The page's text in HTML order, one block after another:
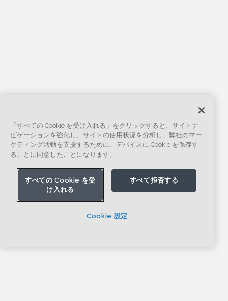
「すべての Cookie を受け入れる」をクリックすると、サイトナ
ビゲーションを強化し、サイトの使用状況を分析し、弊社のマー
ケティング活動を支援するために、デバイスに Cookie を保存す
ることに同意したことになります。
すべての Cookie を受
け入れる
すべて拒否する
Cookie 設定